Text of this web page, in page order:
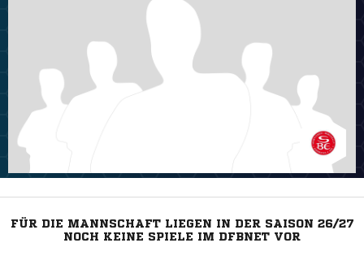
FÜR DIE MANNSCHAFT LIEGEN IN DER SAISON 26/27
NOCH KEINE SPIELE IM DFBNET VOR